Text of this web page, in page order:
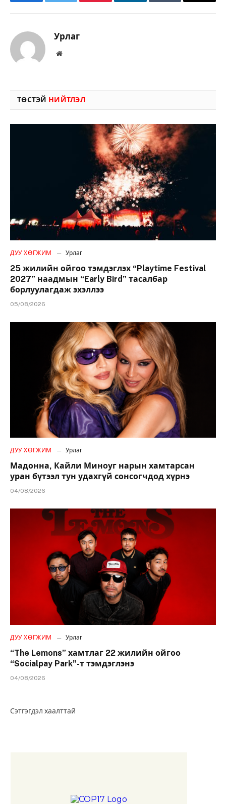
Урлаг
Вэбсайт
ТӨСТЭЙ НИЙТЛЭЛ
ДУУ ХӨГЖИМ Урлаг
25 жилийн ойгоо тэмдэглэх “Playtime Festival
2027” наадмын “Early Bird” тасалбар
борлуулагдаж эхэллээ
05/08/2026
ДУУ ХӨГЖИМ Урлаг
Мадонна, Кайли Миноуг нарын хамтарсан
уран бүтээл тун удахгүй сонсогчдод хүрнэ
04/08/2026
ДУУ ХӨГЖИМ Урлаг
“The Lemons” хамтлаг 22 жилийн ойгоо
“Socialpay Park”-т тэмдэглэнэ
04/08/2026
Сэтгэгдэл хаалттай